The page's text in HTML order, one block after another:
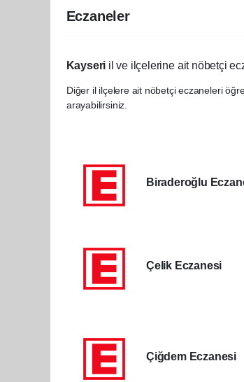
Eczaneler
Kayseri il ve ilçelerine ait nöbetçi
Diğer il ilçelere ait nöbetçi eczaneleri
arayabilirsiniz.
Biraderoğlu
Çelik Eczanesi
Çiğdem Eczanesi